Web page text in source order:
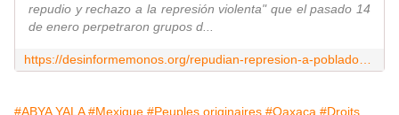
repudio y rechazo a la represión violenta" que el pasado 14
de enero perpetraron grupos d...
#ABYA YALA #Mexique #Peuples originaires #Oaxaca #Droits